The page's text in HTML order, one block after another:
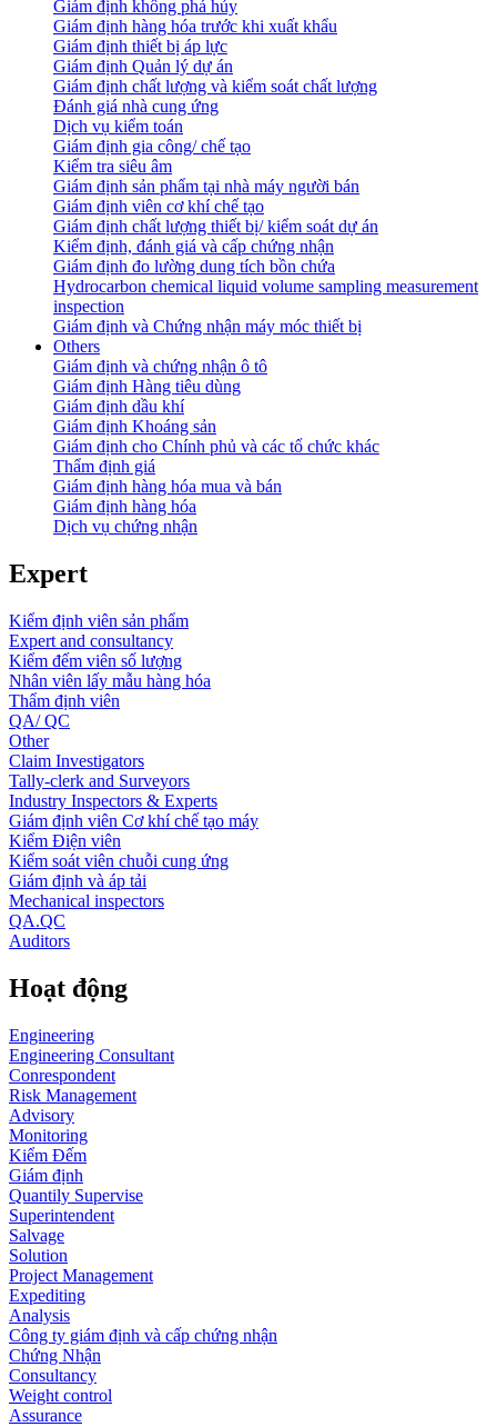
Giám định không phá hủy
Giám định hàng hóa trước khi xuất khẩu
Giám định thiết bị áp lực
Giám định Quản lý dự án
Giám định chất lượng và kiểm soát chất lượng
Đánh giá nhà cung ứng
Dịch vụ kiểm toán
Giám định gia công/ chế tạo
Kiểm tra siêu âm
Giám định sản phẩm tại nhà máy người bán
Giám định viên cơ khí chế tạo
Giám định chất lượng thiết bị/ kiểm soát dự án
Kiểm định, đánh giá và cấp chứng nhận
Giám định đo lường dung tích bồn chứa
Hydrocarbon chemical liquid volume sampling measurement
inspection
Giám định và Chứng nhận máy móc thiết bị
Others
Giám định và chứng nhận ô tô
Giám định Hàng tiêu dùng
Giám định dầu khí
Giám định Khoáng sản
Giám định cho Chính phủ và các tổ chức khác
Thẩm định giá
Giám định hàng hóa mua và bán
Giám định hàng hóa
Dịch vụ chứng nhận
Expert
Kiểm định viên sản phẩm
Expert and consultancy
Kiểm đếm viên số lượng
Nhân viên lấy mẫu hàng hóa
Thẩm định viên
QA/ QC
Other
Claim Investigators
Tally-clerk and Surveyors
Industry Inspectors & Experts
Giám định viên Cơ khí chế tạo máy
Kiểm Điện viên
Kiểm soát viên chuỗi cung ứng
Giám định và áp tải
Mechanical inspectors
QA.QC
Auditors
Hoạt động
Engineering
Engineering Consultant
Conrespondent
Risk Management
Advisory
Monitoring
Kiểm Đếm
Giám định
Quantily Supervise
Superintendent
Salvage
Solution
Project Management
Expediting
Analysis
Công ty giám định và cấp chứng nhận
Chứng Nhận
Consultancy
Weight control
Assurance